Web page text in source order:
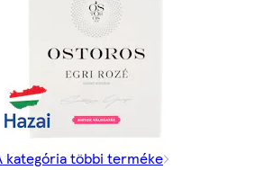
kategória többi terméke